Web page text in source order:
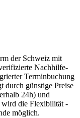
der Schweiz mit
Nachhilfe-
Terminbuchung
durch günstige Preise
24h) und
wird die Flexibilität -
möglich.